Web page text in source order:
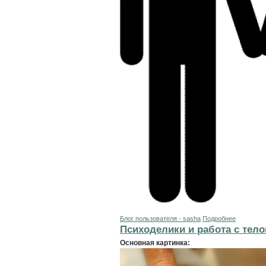
Блог пользователя - sasha Подробнее
Психоделики и работа с
Основная картинка: